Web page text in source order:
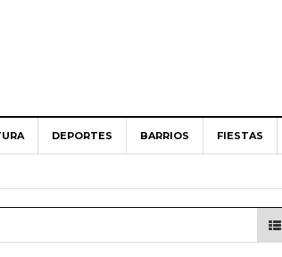
DEPORTES BARRIOS FIESTAS
Nicolás’ implantará la telegestión en la
guarda un minuto de silencio en